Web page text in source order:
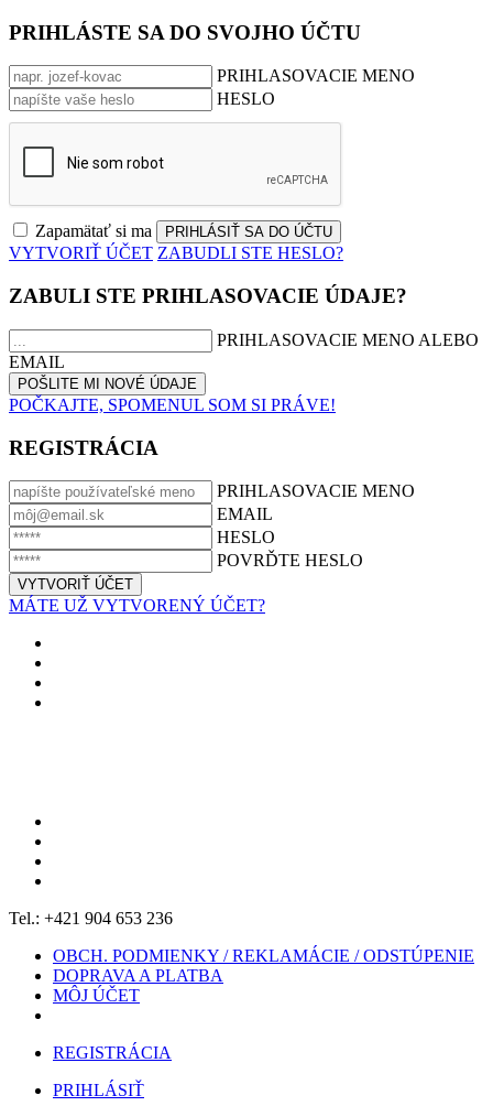
PRIHLÁSTE SA DO SVOJHO ÚČTU
PRIHLASOVACIE MENO
HESLO
Zapamätať si ma
VYTVORIŤ ÚČET ZABUDLI STE HESLO?
ZABULI STE PRIHLASOVACIE ÚDAJE?
PRIHLASOVACIE MENO ALEBO
EMAIL
POČKAJTE, SPOMENUL SOM SI PRÁVE!
REGISTRÁCIA
PRIHLASOVACIE MENO
EMAIL
HESLO
POVRĎTE HESLO
MÁTE UŽ VYTVORENÝ ÚČET?
Tel.: +421 904 653 236
OBCH. PODMIENKY / REKLAMÁCIE / ODSTÚPENIE
DOPRAVA A PLATBA
MÔJ ÚČET
REGISTRÁCIA
PRIHLÁSIŤ